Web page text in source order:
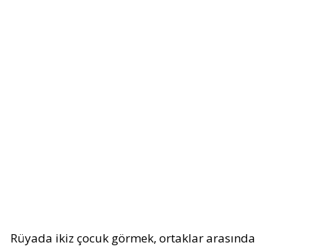
Rüyada ikiz çocuk görmek, ortaklar arasında